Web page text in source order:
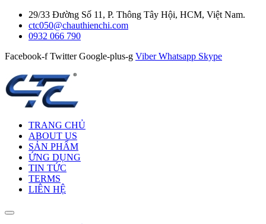
29/33 Đường Số 11, P. Thông Tây Hội, HCM, Việt Nam.
ctc050@chauthienchi.com
0932 066 790
Facebook-f Twitter Google-plus-g Viber Whatsapp Skype
TRANG CHỦ
ABOUT US
SẢN PHẨM
ỨNG DỤNG
TIN TỨC
TERMS
LIÊN HỆ